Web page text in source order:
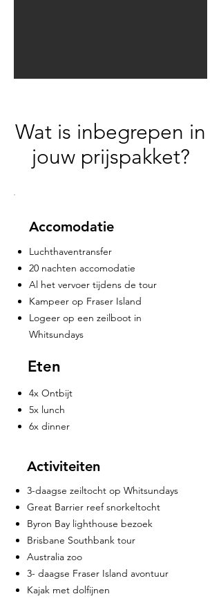
Wat is inbegrepen in
jouw prijspakket?
Accomodatie
Luchthaventransfer
20 nachten accomodatie
Al het vervoer tijdens de tour
Kampeer op Fraser Island
Logeer op een zeilboot in
Whitsundays
Eten
4x Ontbijt
5x lunch
6x dinner
Activiteiten
3-daagse zeiltocht op Whitsundays
Great Barrier reef snorkeltocht
Byron Bay lighthouse bezoek
Brisbane Southbank tour
Australia zoo
3- daagse Fraser Island avontuur
Kajak met dolfijnen